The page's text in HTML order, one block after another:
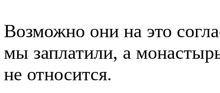
Возможно они на это
мы заплатили, а
не относится.